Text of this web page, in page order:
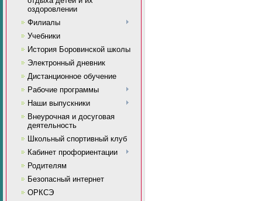
оздоровлении
Филиалы
Учебники
История Боровинской школы
Электронный дневник
Дистанционное обучение
Рабочие программы
Наши выпускники
Внеурочная и досуговая
деятельность
Школьный спортивный клуб
Кабинет профориентации
Родителям
Безопасный интернет
ОРКСЭ